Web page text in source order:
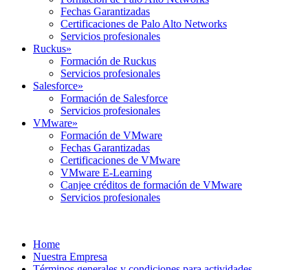
Fechas Garantizadas
Certificaciones de Palo Alto Networks
Servicios profesionales
Ruckus»
Formación de Ruckus
Servicios profesionales
Salesforce»
Formación de Salesforce
Servicios profesionales
VMware»
Formación de VMware
Fechas Garantizadas
Certificaciones de VMware
VMware E-Learning
Canjee créditos de formación de VMware
Servicios profesionales
Home
Nuestra Empresa